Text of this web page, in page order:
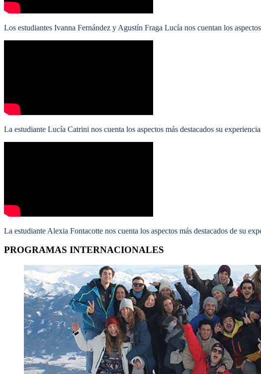
Los estudiantes Ivanna Fernández y Agustín Fraga Lucía nos cuentan los
La estudiante Lucía Catrini nos cuenta los aspectos más destacados su
La estudiante Alexia Fontacotte nos cuenta los aspectos más destacados de su
PROGRAMAS INTERNACIONALES